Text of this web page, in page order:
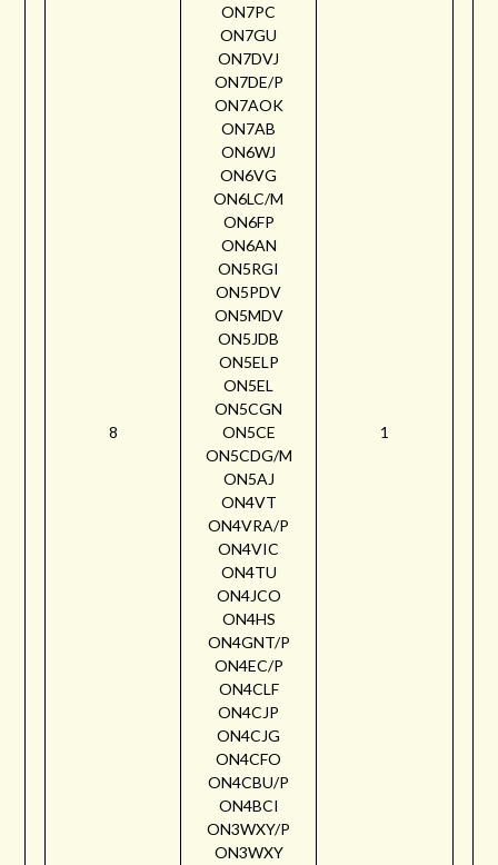
8
ON7PC
ON7GU
ON7DVJ
ON7DE/P
ON7AOK
ON7AB
ON6WJ
ON6VG
ON6LC/M
ON6FP
ON6AN
ON5RGI
ON5PDV
ON5MDV
ON5JDB
ON5ELP
ON5EL
ON5CGN
ON5CE
ON5CDG/M
ON5AJ
ON4VT
ON4VRA/P
ON4VIC
ON4TU
ON4JCO
ON4HS
ON4GNT/P
ON4EC/P
ON4CLF
ON4CJP
ON4CJG
ON4CFO
ON4CBU/P
ON4BCI
ON3WXY/P
ON3WXY
1